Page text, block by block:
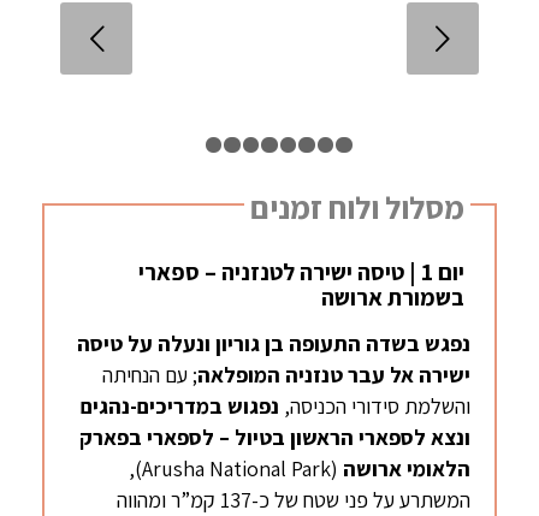
1 2
מסלול ולוח זמנים
יום 1 | טיסה ישירה לטנזניה – ספארי
בשמורת ארושה
נפגש בשדה התעופה בן גוריון ונעלה על טיסה
ישירה אל עבר טנזניה המופלאה; עם הנחיתה
והשלמת סידורי הכניסה, נפגוש במדריכים-נהגים
ונצא לספארי הראשון בטיול – לספארי בפארק
הלאומי ארושה
(Arusha National Park),
המשתרע על פני שטח של כ-137 קמ”ר ומהווה